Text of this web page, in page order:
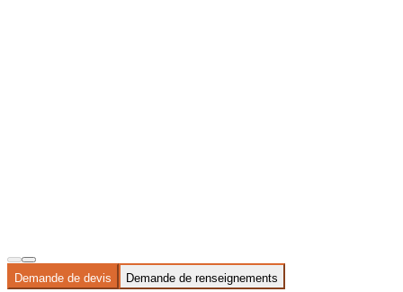
Demande de devis Demande de renseignements